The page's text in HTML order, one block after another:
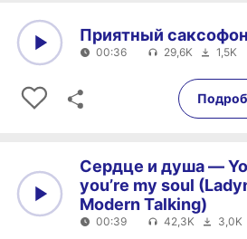
00:36
Приятный
00:36 29,6K 1,5K
00:39
Сердце и душа —
you’re my soul
Modern Talking)
00:39 42,3K 3,0K